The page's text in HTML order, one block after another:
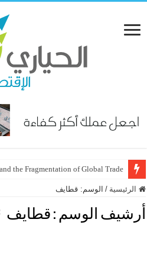
the Fragmentation of Global Trade
الرئيسية / الوسم: قطايف
أرشيف الوسم : قطايف